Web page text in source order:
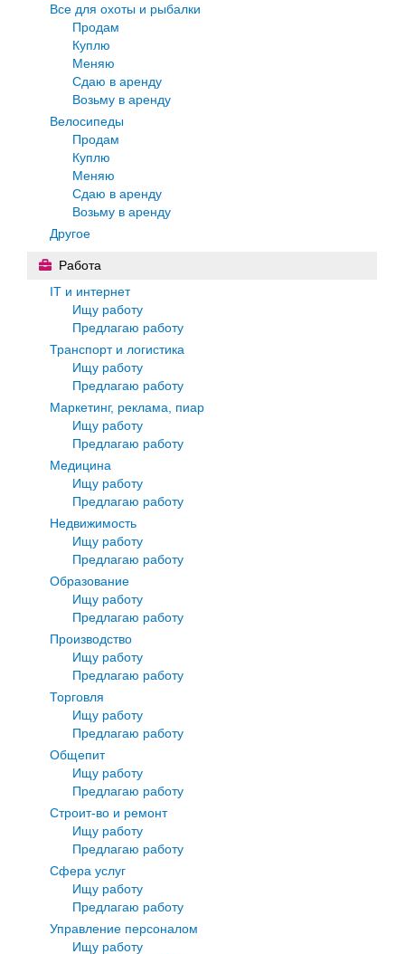
Все для охоты и рыбалки
Продам
Куплю
Меняю
Сдаю в аренду
Возьму в аренду
Велосипеды
Продам
Куплю
Меняю
Сдаю в аренду
Возьму в аренду
Другое
Работа
IT и интернет
Ищу работу
Предлагаю работу
Транспорт и логистика
Ищу работу
Предлагаю работу
Маркетинг, реклама, пиар
Ищу работу
Предлагаю работу
Медицина
Ищу работу
Предлагаю работу
Недвижимость
Ищу работу
Предлагаю работу
Образование
Ищу работу
Предлагаю работу
Производство
Ищу работу
Предлагаю работу
Торговля
Ищу работу
Предлагаю работу
Общепит
Ищу работу
Предлагаю работу
Строит-во и ремонт
Ищу работу
Предлагаю работу
Сфера услуг
Ищу работу
Предлагаю работу
Управление персоналом
Ищу работу